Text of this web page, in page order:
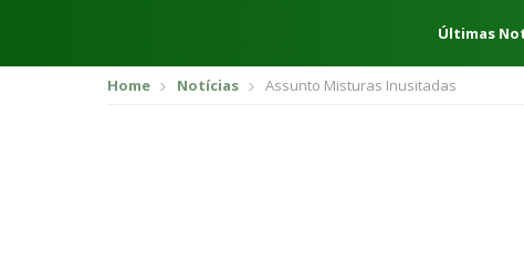
Últimas
Home Notícias Assunto Misturas Inusitadas